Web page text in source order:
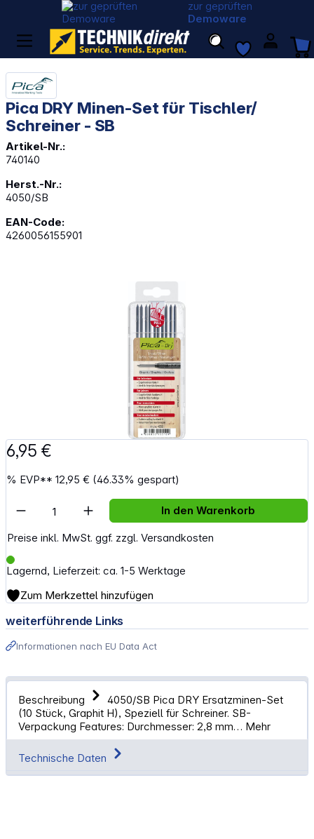
zur geprüften
Demoware
Pica DRY Minen-Set für Tischler/
Schreiner - SB
Artikel-Nr.:
740140
Herst.-Nr.:
4050/SB
EAN-Code:
4260056155901
6,95 €
% EVP**12,95 € (46.33% gespart)
Preise inkl. MwSt. ggf. zzgl. Versandkosten
Lagernd, Lieferzeit: ca. 1-5 Werktage
Artikel Anzahl: Gib den gewünschten
In den Warenkorb
Zum Merkzettel hinzufügen
weiterführende Links
Informationen nach EU Data Act
Beschreibung
4050/SB Pica DRY Ersatzminen-Set
(10 Stück, Graphit H), Speziell für Schreiner. SB-
Verpackung Features: Durchmesser: 2,8 mm… Mehr
Technische Daten